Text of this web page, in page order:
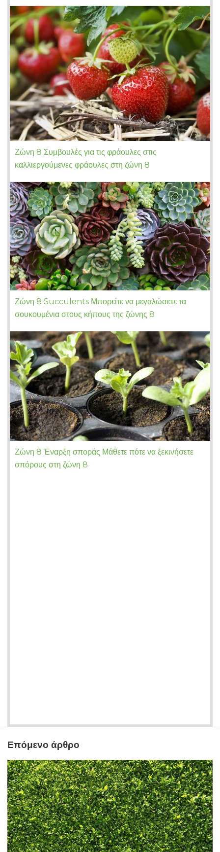
Ζώνη 8 Συμβουλές για τις φράουλες στις
καλλιεργούμενες φράουλες στη ζώνη 8
Ζώνη 8 Succulents Μπορείτε να μεγαλώσετε τα
σουκουμένια στους κήπους της ζώνης 8
Ζώνη 8 Έναρξη σποράς Μάθετε πότε να ξεκινήσετε
σπόρους στη ζώνη 8
Επόμενο άρθρο